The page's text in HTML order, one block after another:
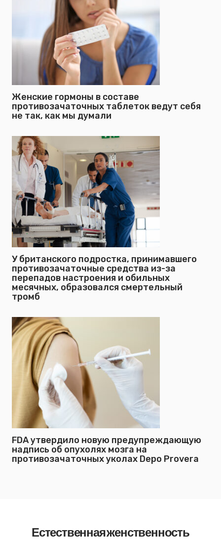
Женские гормоны в составе
противозачаточных таблеток ведут себя
не так, как мы думали
У британского подростка, принимавшего
противозачаточные средства из-за
перепадов настроения и обильных
месячных, образовался смертельный
тромб
FDA утвердило новую предупреждающую
надпись об опухолях мозга на
противозачаточных уколах Depo Provera
Естественная женственность